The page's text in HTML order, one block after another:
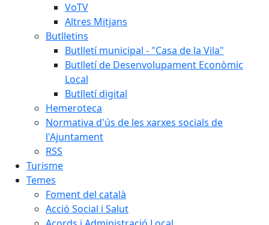
VoTV
Altres Mitjans
Butlletins
Butlletí municipal - "Casa de la Vila"
Butlletí de Desenvolupament Econòmic
Local
Butlletí digital
Hemeroteca
Normativa d'ús de les xarxes socials de
l'Ajuntament
RSS
Turisme
Temes
Foment del català
Acció Social i Salut